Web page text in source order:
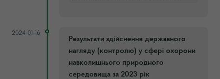
2024-01-16
Результати здійснення державного
нагляду (контролю) у сфері охорони
навколишнього природного
середовища за 2023 рік